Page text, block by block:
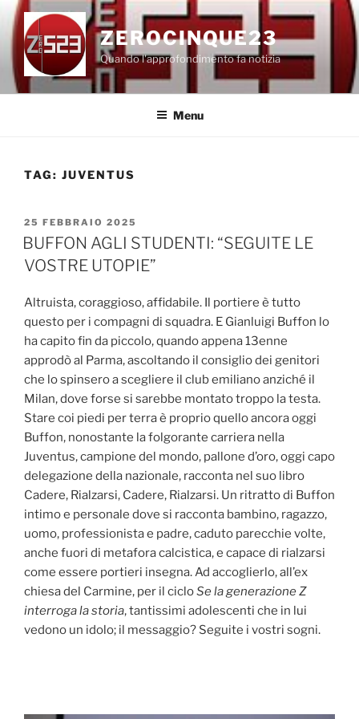
Salta
contenuto
ZEROCINQUE23
Quando l'approfondimento fa notizia
Menu
TAG: JUVENTUS
PUBBLICATO
IL
25 FEBBRAIO 2025
BUFFON AGLI STUDENTI: “SEGUITE LE
VOSTRE UTOPIE”
Altruista, coraggioso, affidabile. Il portiere è tutto
questo per i compagni di squadra. E Gianluigi Buffon lo
ha capito fin da piccolo, quando appena 13enne
approdò al Parma, ascoltando il consiglio dei genitori
che lo spinsero a scegliere il club emiliano anziché il
Milan, dove forse si sarebbe montato troppo la testa.
Stare coi piedi per terra è proprio quello ancora oggi
Buffon, nonostante la folgorante carriera nella
Juventus, campione del mondo, pallone d’oro, oggi capo
delegazione della nazionale, racconta nel suo libro
Cadere, Rialzarsi, Cadere, Rialzarsi. Un ritratto di Buffon
intimo e personale dove si racconta bambino, ragazzo,
uomo, professionista e padre, caduto parecchie volte,
anche fuori di metafora calcistica, e capace di rialzarsi
come essere portieri insegna. Ad accoglierlo, all’ex
chiesa del Carmine, per il cicloSe la generazione Z
interroga la storia, tantissimi adolescenti che in lui
vedono un idolo; il messaggio? Seguite i vostri sogni.